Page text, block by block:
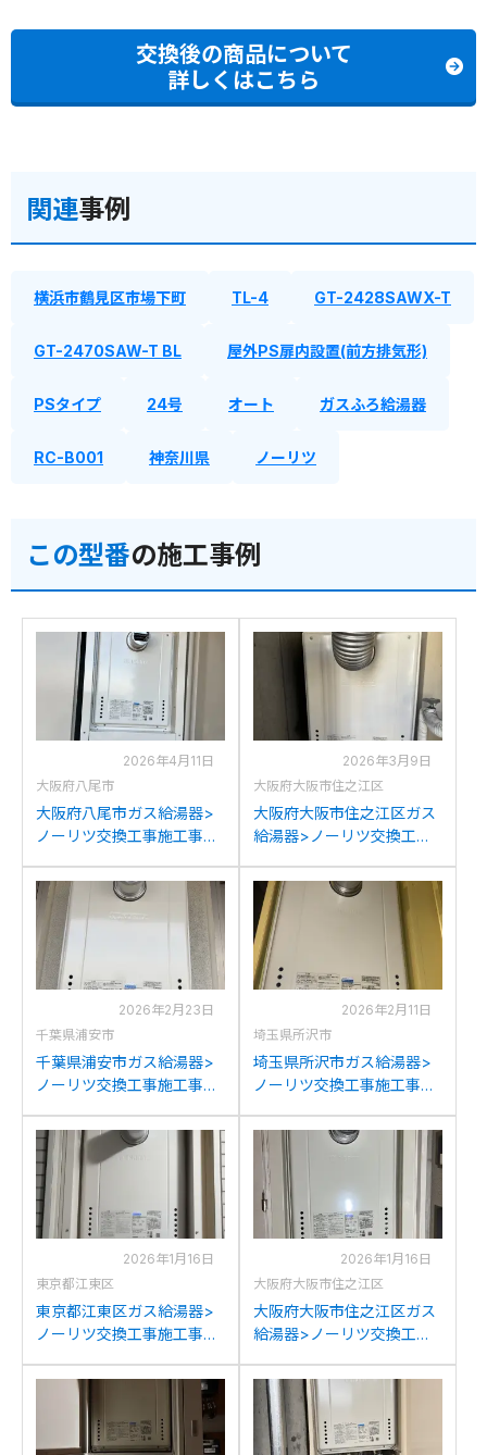
交換後の商品について
詳しくはこちら
関連事例
横浜市鶴見区市場下町 TL-4 GT-2428SAWX-T
GT-2470SAW-T BL 屋外PS扉内設置(前方排気形)
PSタイプ 24号 オート ガスふろ給湯器
RC-B001 神奈川県 ノーリツ
この型番の施工事例
2026年4月11日
大阪府八尾市
大阪府八尾市ガス給湯器>
ノーリツ交換工事施工事
2434SAWX6H-Tからノー
リツGT-2470SAW-T BLへ
の交換
2026年3月9日
大阪府大阪市住之江区
大阪府大阪市住之江区ガス
給湯器>ノーリツ交換工事
2427SAWX-Cからノーリ
ツGT-2470SAW-T BLへの
交換
2026年2月23日
千葉県浦安市
千葉県浦安市ガス給湯器>
ノーリツ交換工事施工事
2422SAWX-Tからノーリツ
GT-2470SAW-T BLへの交
換
2026年2月11日
埼玉県所沢市
埼玉県所沢市ガス給湯器>
ノーリツ交換工事施工事
2434SAWX3H-Tからノー
リツGT-2470SAW-T BLへ
の交換
2026年1月16日
東京都江東区
東京都江東区ガス給湯器>
ノーリツ交換工事施工事
2428(S)AWX-Tからノーリ
ツGT-2470SAW-T BLへの
2026年1月16日
大阪府大阪市住之江区
大阪府大阪市住之江区ガス
給湯器>ノーリツ交換工事
N062からノーリツGT-
2470SAW-T BLへの交換